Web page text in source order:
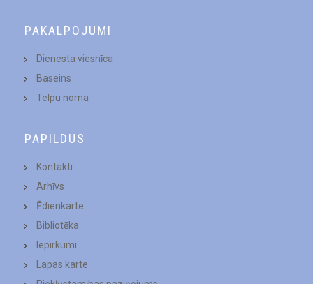
PAKALPOJUMI
Dienesta viesnīca
Baseins
Telpu noma
PAPILDUS
Kontakti
Arhīvs
Ēdienkarte
Bibliotēka
Iepirkumi
Lapas karte